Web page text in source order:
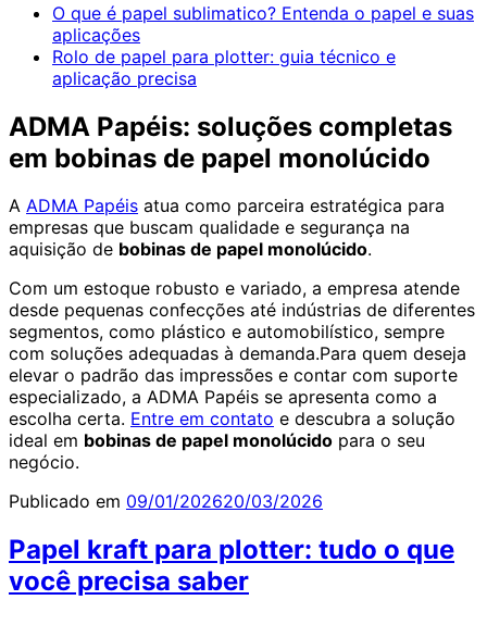
O que é papel sublimatico? Entenda o papel e suas
aplicações
Rolo de papel para plotter: guia técnico e
aplicação precisa
ADMA Papéis: soluções completas
em bobinas de papel monolúcido
A ADMA Papéis atua como parceira estratégica para
empresas que buscam qualidade e segurança na
aquisição de bobinas de papel monolúcido.
Com um estoque robusto e variado, a empresa atende
desde pequenas confecções até indústrias de diferentes
segmentos, como plástico e automobilístico, sempre
com soluções adequadas à demanda.Para quem deseja
elevar o padrão das impressões e contar com suporte
especializado, a ADMA Papéis se apresenta como a
escolha certa. Entre em contato e descubra a solução
ideal em bobinas de papel monolúcido para o seu
negócio.
Publicado em 09/01/202620/03/2026
Papel kraft para plotter: tudo o que
você precisa saber